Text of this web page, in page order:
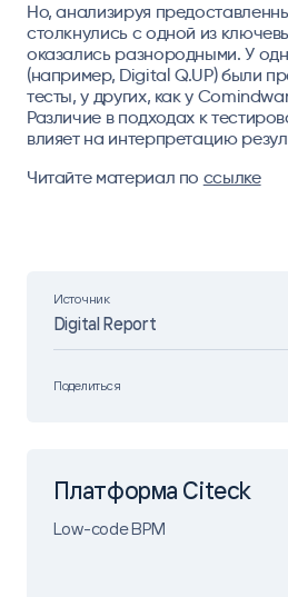
Источник
Digital Report
Поделиться
Но, анализируя
столкнулись с одной из
оказались разнородными. У
(например, Digital Q.UP) были
тесты, у других, как у
Различие в подходах к
влияет на интерпретацию
Читайте материал по ссылке
Платформа Citeck
Low-code BPM